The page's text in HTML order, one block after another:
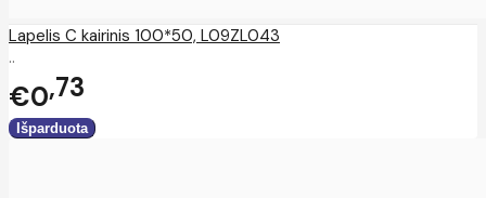
Lapelis C kairinis 100*50, L09ZL043
..
€0 73